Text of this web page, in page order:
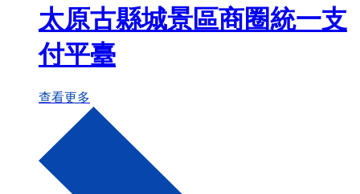
太原古縣城景區商圈統一支
付平臺
查看更多